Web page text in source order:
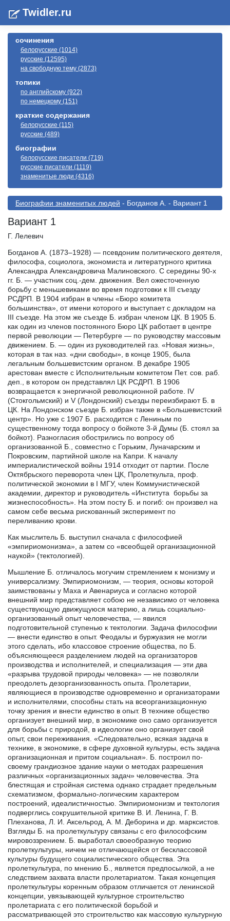
Twidler.ru
сочинения
белорусские (1014)
русские (12595)
на свободную тему (2873)
топики
по английскому (922)
по немецкому (151)
краткие содержания
белорусские (115)
русские (489)
биографии
белорусские писатели (719)
русские писатели (1119)
знаменитые люди (4316)
Биографии знаменитых людей - Богданов А. - Вариант 1
Вариант 1
Г. Лелевич
Богданов А. (1873–1928) — псевдоним политического деятеля,
философа, социолога, экономиста и литературного критика
Александра Александровича Малиновского. С середины 90-х
гг. Б. — участник соц.-дем. движения. Вел ожесточенную
борьбу с меньшевиками во время подготовки к III съезду
РСДРП. В 1904 избран в члены «Бюро комитета
большинства», от имени которого и выступает с докладом на
III съезде. На этом же съезде Б. избран членом ЦК. В 1905 Б.
как один из членов постоянного Бюро ЦК работает в центре
первой революции — Петербурге — по руководству массовым
движением. Б. — один из руководителей газ. «Новая жизнь»,
которая в так наз. «дни свободы», в конце 1905, была
легальным большевистским органом. В декабре 1905
арестован вместе с Исполнительным комитетом Пет. сов. раб.
деп., в котором он представлял ЦК РСДРП. В 1906
возвращается к энергичной революционной работе. IV
(Стокгольмский) и V (Лондонский) съезды переизбирают Б. в
ЦК. На Лондонском съезде Б. избран также в «Большевистский
центр». Но уже с 1907 Б. расходится с Лениным по
существенному тогда вопросу о бойкоте 3-й Думы (Б. стоял за
бойкот). Разногласия обострились по вопросу об
организованной Б., совместно с Горьким, Луначарским и
Покровским, партийной школе на Капри. К началу
империалистической войны 1914 отходит от партии. После
Октябрьского переворота член ЦК, Пролеткульта, проф.
политической экономии в I МГУ, член Коммунистической
академии, директор и руководитель «Института борьбы за
жизнеспособность». На этом посту Б. и погиб: он произвел на
самом себе весьма рискованный эксперимент по
переливанию крови.
Как мыслитель Б. выступил сначала с философией
«эмпириомонизма», а затем со «всеобщей организационной
наукой» (тектологией).
Мышление Б. отличалось могучим стремлением к монизму и
универсализму. Эмпириомонизм, — теория, основы которой
заимствованы у Маха и Авенариуса и согласно которой
внешний мир представляет собою не независимо от человека
существующую движущуюся материю, а лишь социально-
организованный опыт человечества, — явился
подготовительной ступенью к тектологии. Задача философии
— внести единство в опыт. Феодалы и буржуазия не могли
этого сделать, ибо классовое строение общества, по Б.
объясняющееся разделением людей на организаторов
производства и исполнителей, и специализация — эти два
«разрыва трудовой природы человека» — не позволяли
преодолеть дезорганизованность опыта. Пролетарии,
являющиеся в производстве одновременно и организаторами
и исполнителями, способны стать на всеорганизационную
точку зрения и внести единство в опыт. В технике общество
организует внешний мир, в экономике оно само организуется
для борьбы с природой, в идеологии оно организует свой
опыт, свои переживания. «Следовательно, всякая задача в
технике, в экономике, в сфере духовной культуры, есть задача
организационная и притом социальная». Б. построил по-
своему грандиозное здание науки о методах разрешения
различных «организационных задач» человечества. Эта
блестящая и стройная система однако страдает предельным
схематизмом, формально-логическим характером
построений, идеалистичностью. Эмпириомонизм и тектология
подверглись сокрушительной критике В. И. Ленина, Г. В.
Плеханова, Л. И. Аксельрод, А. М. Деборина и др. марксистов.
Взгляды Б. на пролеткультуру связаны с его философским
мировоззрением. Б. выработал своеобразную теорию
пролеткультуры, ничем не отличающейся от бесклассовой
культуры будущего социалистического общества. Эта
пролеткультура, по мнению Б., является предпосылкой, а не
следствием захвата власти пролетариатом. Такая концепция
пролеткультуры коренным образом отличается от ленинской
концепции, увязывающей культурное строительство
пролетариата с его политической борьбой и
рассматривающей это строительство как массовую культурную